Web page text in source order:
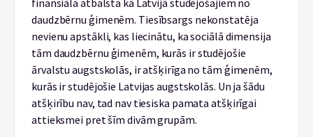
finansiāla atbalsta kā Latvijā studējošajiem no
daudzbērnu ģimenēm. Tiesībsargs nekonstatēja
nevienu apstākli, kas liecinātu, ka sociālā dimensija
tām daudzbērnu ģimenēm, kurās ir studējošie
ārvalstu augstskolās, ir atšķirīga no tām ģimenēm,
kurās ir studējošie Latvijas augstskolās. Un ja šādu
atšķirību nav, tad nav tiesiska pamata atšķirīgai
attieksmei pret šīm divām grupām.